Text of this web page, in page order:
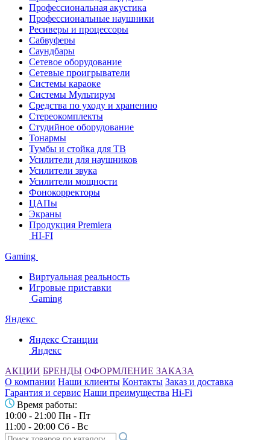
Профессиональная акустика
Профессиональные наушники
Ресиверы и процессоры
Сабвуферы
Саундбары
Сетевое оборудование
Сетевые проигрыватели
Системы караоке
Системы Мультирум
Средства по уходу и хранению
Стереокомплекты
Студийное оборудование
Тонармы
Тумбы и стойка для ТВ
Усилители для наушников
Усилители звука
Усилители мощности
Фонокорректоры
ЦАПы
Экраны
Продукция Premiera
HI-FI
Gaming
Виртуальная реальность
Игровые приставки
Gaming
Яндекс
Яндекс Станции
Яндекс
АКЦИИ БРЕНДЫ ОФОРМЛЕНИЕ ЗАКАЗА
О компании Наши клиенты Контакты Заказ и доставка
Гарантия и сервис Наши преимущества Hi-Fi
Время работы:
10:00 - 21:00 Пн - Пт
11:00 - 20:00 Сб - Вс